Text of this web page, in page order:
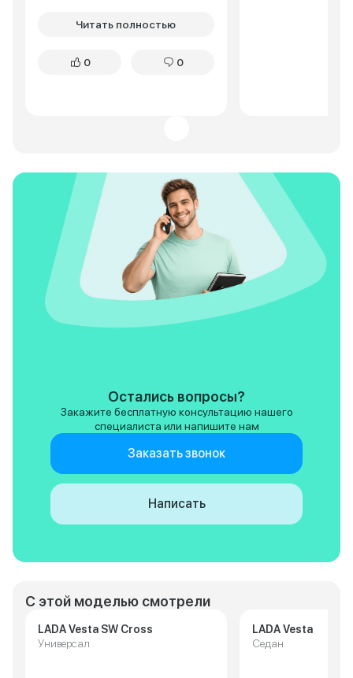
месяц, подождал, приехал-
не горел, а отдавать деньги за
литра на 3-4. Потом зимой стук
появился по езде по грунтовке-
просто подтянул рулевой
карданчик. С чем трудно
смириться-очень плохие
уплотнители окон. Натурально
болтаются в рамке. После
мойки постоянно подтеки воды
внутри салона. В целом, пойдет
для работы эта колымага, если
есть руки и понимание работы
Читать полностью
0 0
С этой моделью смотрели
LADA Vesta SW Cross
Универсал
LADA Vesta
Седан
Остались вопросы?
Закажите бесплатную консультацию нашего
специалиста или напишите нам
Заказать звонок
Написать